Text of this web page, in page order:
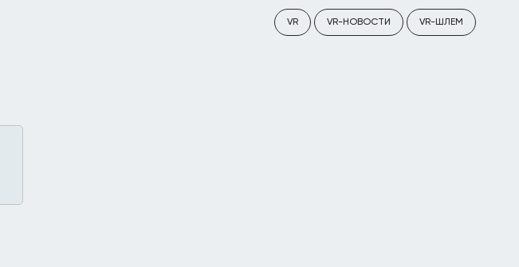
VR VR-НОВОСТИ VR-ШЛЕМ